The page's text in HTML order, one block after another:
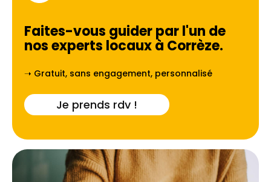
Faites-vous guider par l'un de
nos experts locaux à Corrèze.
➝ Gratuit, sans engagement, personnalisé
Je prends rdv !